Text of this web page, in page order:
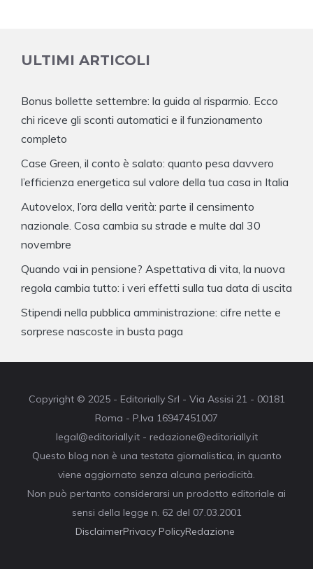
ULTIMI ARTICOLI
Bonus bollette settembre: la guida al risparmio. Ecco
chi riceve gli sconti automatici e il funzionamento
completo
Case Green, il conto è salato: quanto pesa davvero
l’efficienza energetica sul valore della tua casa in Italia
Autovelox, l’ora della verità: parte il censimento
nazionale. Cosa cambia su strade e multe dal 30
novembre
Quando vai in pensione? Aspettativa di vita, la nuova
regola cambia tutto: i veri effetti sulla tua data di uscita
Stipendi nella pubblica amministrazione: cifre nette e
sorprese nascoste in busta paga
Copyright © 2025 - Editorially Srl - Via Assisi 21 - 00181
Roma - P.Iva 16947451007
legal@editorially.it - redazione@editorially.it
Questo blog non è una testata giornalistica, in quanto
viene aggiornato senza alcuna periodicità.
Non può pertanto considerarsi un prodotto editoriale ai
sensi della legge n. 62 del 07.03.2001
DisclaimerPrivacy PolicyRedazione